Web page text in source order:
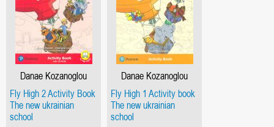
Danae Kozanoglou
Fly High 2 Activity Book
The new ukrainian
school
Danae Kozanoglou
Fly High 1 Activity book
The new ukrainian
school